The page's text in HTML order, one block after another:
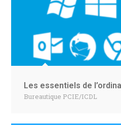
Les essentiels de
Bureautique PCIE/ICDL